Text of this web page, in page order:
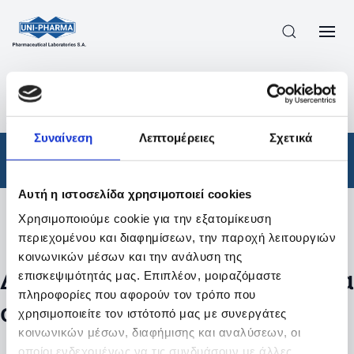
Συναίνεση Λεπτομέρειες Σχετικά
Αυτή η ιστοσελίδα χρησιμοποιεί cookies
Χρησιμοποιούμε cookie για την εξατομίκευση
περιεχομένου και διαφημίσεων, την παροχή λειτουργιών
κοινωνικών μέσων και την ανάλυση της
επισκεψιμότητάς μας. Επιπλέον, μοιραζόμαστε
πληροφορίες που αφορούν τον τρόπο που
χρησιμοποιείτε τον ιστότοπό μας με συνεργάτες
κοινωνικών μέσων, διαφήμισης και αναλύσεων, οι
οποίοι ενδεχομένως να τις συνδυάσουν με άλλες
ΠΡΟΪΟΝΤΑ ΣΥΝΤΑΓΟΓΡΑΦΟΎΜΕΝΑ
/
ΑΠΟΤΕΛΕΣΜΑΤΑ ΑΝΑΖΗΤΗΣΗΣ
Φάρμακα / Συνταγογραφούμενα
Φίλτρα
Δεν βρέθηκαν προϊόντα με τα
συγκεκριμένα φίλτρα